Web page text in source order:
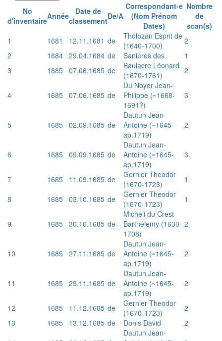
No
d'inventaireAnnée
Date de
classementDe/A
Correspondant-e
(Nom Prénom
Dates)
Nombre
de
scan(s)
1
1681 12.11.1681 de
Tholozan Esprit de
(1640-1700)
2
2
1684 29.04.1684 de Sanières des
1
3
1685 07.06.1685 de
Baulacre Léonard
(1670-1761)
2
4 1685 07.06.1685 de
Du Noyer Jean-
Philippe (~1668-
1691?)
3
5 1685 02.09.1685 de
Dautun Jean-
Antoine (~1645-
ap.1719)
2
6 1685 09.09.1685 de
Dautun Jean-
Antoine (~1645-
ap.1719)
3
7 1685 11.09.1685 de
Gernler Theodor
(1670-1723)
1
8
1685 03.10.1685 de
Gernler Theodor
(1670-1723)
1
9 1685 30.10.1685 de
Micheli du Crest
Barthélemy (1630-
1708)
2
10 1685 27.11.1685 de
Dautun Jean-
Antoine (~1645-
ap.1719)
2
11 1685 29.11.1685 de
Dautun Jean-
Antoine (~1645-
ap.1719)
2
12 1685 11.12.1685 de
Gernler Theodor
(1670-1723)
2
13
1685 13.12.1685 de Donis David
2
Dautun Jean-